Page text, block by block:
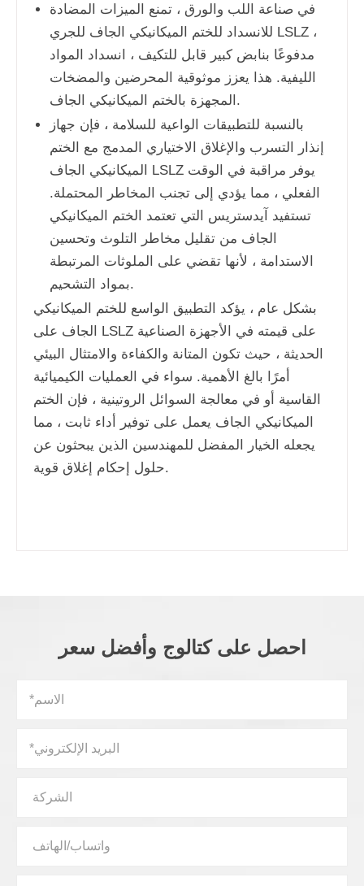
في صناعة اللب والورق ، تمنع الميزات المضادة
للانسداد للختم الميكانيكي الجاف للجري LSLZ ،
مدفوعًا بنابض كبير قابل للتكيف ، انسداد المواد
الليفية. هذا يعزز موثوقية المحرضين والمضخات
المجهزة بالختم الميكانيكي الجاف.
بالنسبة للتطبيقات الواعية للسلامة ، فإن جهاز
إنذار التسرب والإغلاق الاختياري المدمج مع الختم
الميكانيكي الجاف LSLZ يوفر مراقبة في الوقت
الفعلي ، مما يؤدي إلى تجنب المخاطر المحتملة.
تستفيد آيدستريس التي تعتمد الختم الميكانيكي
الجاف من تقليل مخاطر التلوث وتحسين
الاستدامة ، لأنها تقضي على الملوثات المرتبطة
بمواد التشحيم.
بشكل عام ، يؤكد التطبيق الواسع للختم الميكانيكي
الجاف على LSLZ على قيمته في الأجهزة الصناعية
الحديثة ، حيث تكون المتانة والكفاءة والامتثال البيئي
أمرًا بالغ الأهمية. سواء في العمليات الكيميائية
القاسية أو في معالجة السوائل الروتينية ، فإن الختم
الميكانيكي الجاف يعمل على توفير أداء ثابت ، مما
يجعله الخيار المفضل للمهندسين الذين يبحثون عن
حلول إحكام إغلاق قوية.
احصل على كتالوج وأفضل سعر